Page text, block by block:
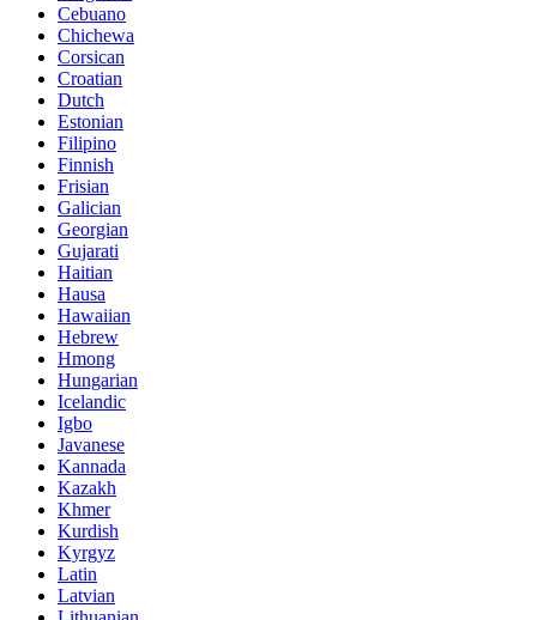
Cebuano
Chichewa
Corsican
Croatian
Dutch
Estonian
Filipino
Finnish
Frisian
Galician
Georgian
Gujarati
Haitian
Hausa
Hawaiian
Hebrew
Hmong
Hungarian
Icelandic
Igbo
Javanese
Kannada
Kazakh
Khmer
Kurdish
Kyrgyz
Latin
Latvian